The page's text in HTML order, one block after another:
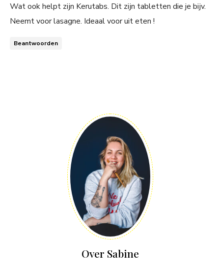
Wat ook helpt zijn Kerutabs. Dit zijn tabletten die je bijv.
Neemt voor lasagne. Ideaal voor uit eten !
Beantwoorden
Over Sabine